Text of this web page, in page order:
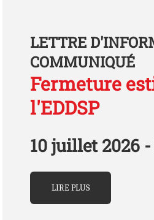
LETTRE
COMMUNIQUÉ
Fermeture
l'EDDSP
10 juillet 2026
LIRE PLUS